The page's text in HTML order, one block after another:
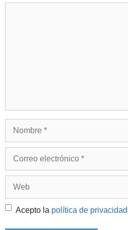
Acepto la política de privacidad